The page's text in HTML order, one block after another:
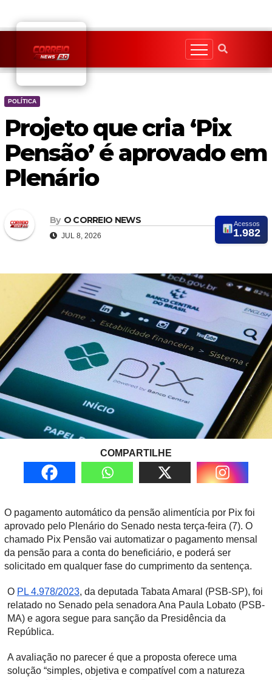
content
POLÍTICA
Projeto que cria ‘Pix
Pensão’ é aprovado em
Plenário
By O CORREIO NEWS
JUL 8, 2026
Acessos
1.982
COMPARTILHE
O pagamento automático da pensão alimentícia por Pix foi
aprovado pelo Plenário do Senado nesta terça-feira (7). O
chamado Pix Pensão vai automatizar o pagamento mensal
da pensão para a conta do beneficiário, e poderá ser
solicitado em qualquer fase do cumprimento da sentença.
O PL 4.978/2023, da deputada Tabata Amaral (PSB-SP), foi
relatado no Senado pela senadora Ana Paula Lobato (PSB-
MA) e agora segue para sanção da Presidência da
República.
A avaliação no parecer é que a proposta oferece uma
solução “simples, objetiva e compatível com a natureza